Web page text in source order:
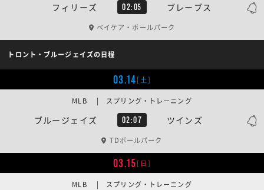
フィリーズ 02:05 ブレーブス
ベイケア・ボールパーク
トロント・ブルージェイズの日程
03.14[土]
ブルージェイズ 02:07 ツインズ
MLB | スプリング・トレーニング
TDボールパーク
03.15[日]
MLB | スプリング・トレーニング